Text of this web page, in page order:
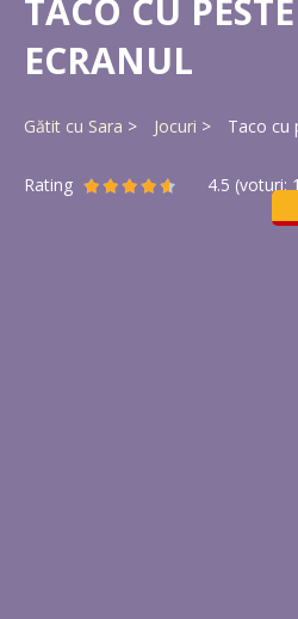
TACO CU
ECRANUL
Gătit cu Sara Jocuri Taco cu
Rating 4.5 (voturi: